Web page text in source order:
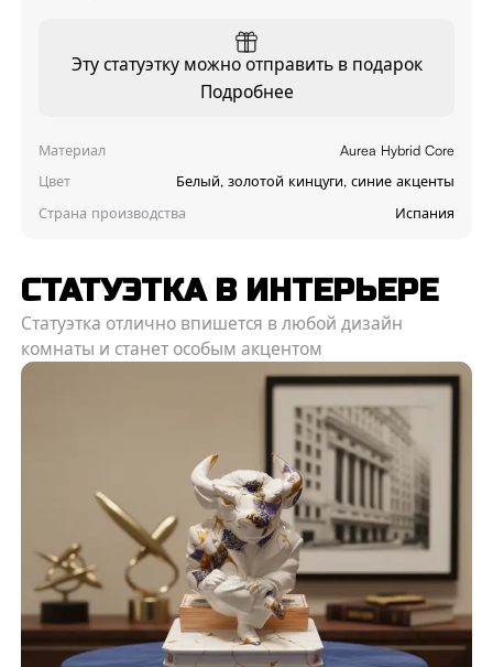
Эту статуэтку можно отправить в подарок
Подробнее
Материал
Aurea Hybrid Core
Цвет
Белый, золотой кинцуги, синие акценты
Страна производства
Испания
СТАТУЭТКА В ИНТЕРЬЕРЕ
Статуэтка отлично впишется в любой дизайн
комнаты и станет особым акцентом